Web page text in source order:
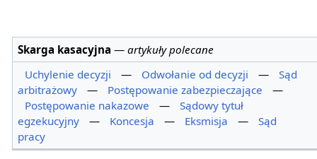
Skarga kasacyjna —artykuły polecane
Uchylenie decyzji
— Odwołanie od decyzji —
Sąd
arbitrażowy
— Postępowanie zabezpieczające
—
Postępowanie nakazowe
—
Sądowy tytuł
egzekucyjny
— Koncesja — Eksmisja —
Sąd
pracy